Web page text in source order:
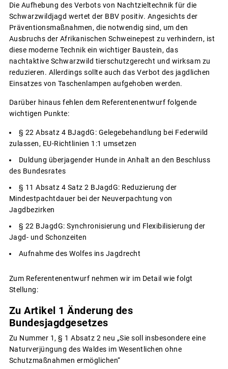
Die Aufhebung des Verbots von Nachtzieltechnik für die
Schwarzwildjagd wertet der BBV positiv. Angesichts der
Präventionsmaßnahmen, die notwendig sind, um den
Ausbruchs der Afrikanischen Schweinepest zu verhindern, ist
diese moderne Technik ein wichtiger Baustein, das
nachtaktive Schwarzwild tierschutzgerecht und wirksam zu
reduzieren. Allerdings sollte auch das Verbot des jagdlichen
Einsatzes von Taschenlampen aufgehoben werden.
Darüber hinaus fehlen dem Referentenentwurf folgende
wichtigen Punkte:
§ 22 Absatz 4 BJagdG: Gelegebehandlung bei Federwild
zulassen, EU-Richtlinien 1:1 umsetzen
Duldung überjagender Hunde in Anhalt an den Beschluss
des Bundesrates
§ 11 Absatz 4 Satz 2 BJagdG: Reduzierung der
Mindestpachtdauer bei der Neuverpachtung von
Jagdbezirken
§ 22 BJagdG: Synchronisierung und Flexibilisierung der
Jagd- und Schonzeiten
Aufnahme des Wolfes ins Jagdrecht
Zum Referentenentwurf nehmen wir im Detail wie folgt
Stellung:
Zu Artikel 1 Änderung des
Bundesjagdgesetzes
Zu Nummer 1, § 1 Absatz 2 neu „Sie soll insbesondere eine
Naturverjüngung des Waldes im Wesentlichen ohne
Schutzmaßnahmen ermöglichen“